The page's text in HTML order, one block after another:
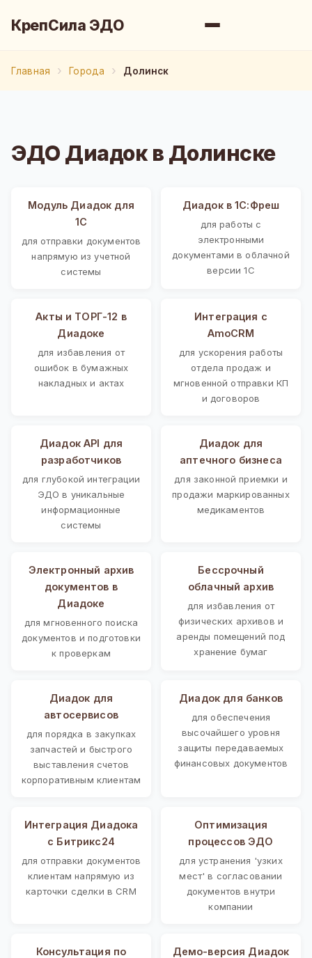
КрепСила ЭДО
Главная Города Долинск
ЭДО Диадок в Долинске
Модуль Диадок для
1С
для отправки документов
напрямую из учетной
системы
Диадок в 1С:Фреш
для работы с
электронными
документами в облачной
версии 1С
Акты и ТОРГ-12 в
Диадоке
для избавления от
ошибок в бумажных
накладных и актах
Интеграция с
AmoCRM
для ускорения работы
отдела продаж и
мгновенной отправки КП
и договоров
Диадок API для
разработчиков
для глубокой интеграции
ЭДО в уникальные
информационные
системы
Диадок для
аптечного бизнеса
для законной приемки и
продажи маркированных
медикаментов
Электронный архив
документов в
Диадоке
для мгновенного поиска
документов и подготовки
к проверкам
Бессрочный
облачный архив
для избавления от
физических архивов и
аренды помещений под
хранение бумаг
Диадок для
автосервисов
для порядка в закупках
запчастей и быстрого
выставления счетов
корпоративным клиентам
Диадок для банков
для обеспечения
высочайшего уровня
защиты передаваемых
финансовых документов
Интеграция Диадока
с Битрикс24
для отправки документов
клиентам напрямую из
карточки сделки в CRM
Оптимизация
процессов ЭДО
для устранения 'узких
мест' в согласовании
документов внутри
компании
Консультация по
Демо-версия Диадок